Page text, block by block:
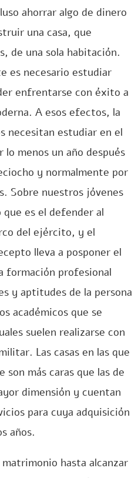
ahorrar algo de dinero
una casa, que
de una sola habitación.
es necesario estudiar
enfrentarse con éxito a
A esos efectos, la
necesitan estudiar en el
lo menos un año después
y normalmente por
Sobre nuestros jóvenes
es el defender al
del ejército, y el
lleva a posponer el
formación profesional
y aptitudes de la persona
académicos que se
suelen realizarse con
Las casas en las que
más caras que las de
dimensión y cuentan
para cuya adquisición
años.
hasta alcanzar